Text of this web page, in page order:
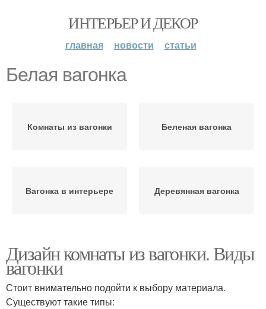
ИНТЕРЬЕР И ДЕКОР
главная новости статьи
Белая вагонка
Комнаты из вагонки Беленая вагонка
Вагонка в интерьере Деревянная вагонка
Дизайн комнаты из вагонки. Виды
вагонки
Стоит внимательно подойти к выбору материала.
Существуют такие типы: